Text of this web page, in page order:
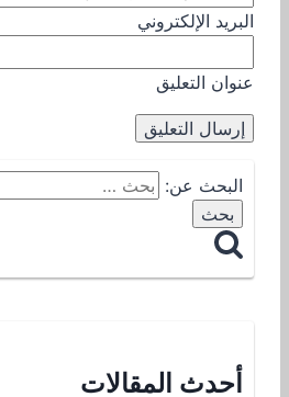
البريد الإلكتروني
عنوان التعليق
البحث عن:
أحدث المقالات